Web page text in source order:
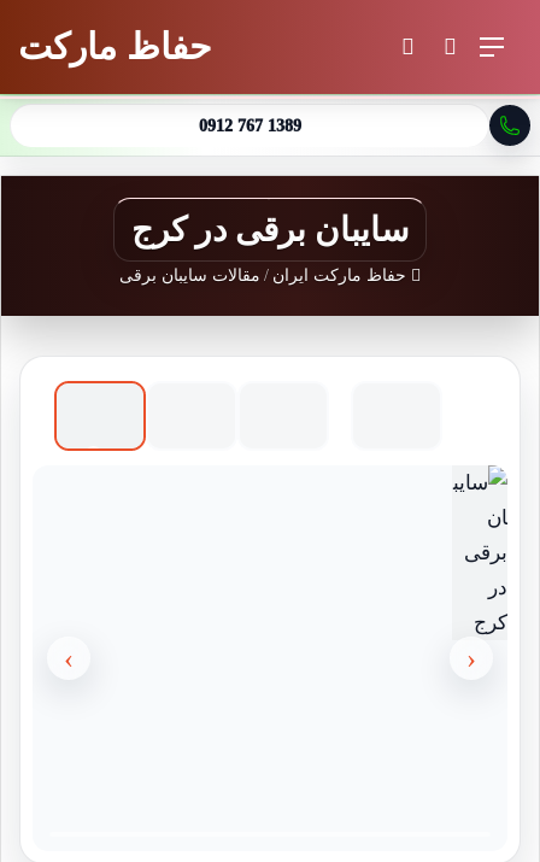
منو جستجو برای حفاظ مارکت
0912 767 1389
سایبان برقی در کرج
حفاظ مارکت ایران / مقالات سایبان برقی
‹
›